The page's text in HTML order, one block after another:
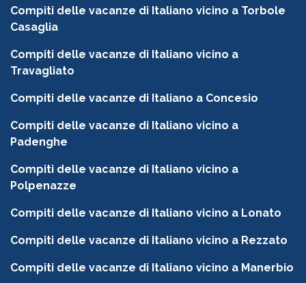
Compiti delle vacanze di Italiano vicino a Torbole
Casaglia
Compiti delle vacanze di Italiano vicino a
Travagliato
Compiti delle vacanze di Italiano a Concesio
Compiti delle vacanze di Italiano vicino a
Padenghe
Compiti delle vacanze di Italiano vicino a
Polpenazze
Compiti delle vacanze di Italiano vicino a Lonato
Compiti delle vacanze di Italiano vicino a Rezzato
Compiti delle vacanze di Italiano vicino a Manerbio